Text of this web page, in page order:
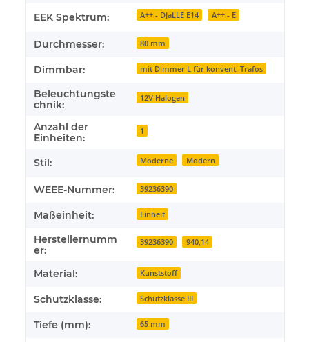
EEK Spektrum: A++ - DJaLLE E14 A++ - E
Durchmesser: 80 mm
Dimmbar: mit Dimmer L für konvent. Trafos
Beleuchtungste
chnik:
12V Halogen
Anzahl der
Einheiten:
1
Stil: Moderne Modern
WEEE-Nummer: 39236390
Maßeinheit: Einheit
Herstellernumm
er:
39236390 940,14
Material: Kunststoff
Schutzklasse: Schutzklasse III
Tiefe (mm): 65 mm